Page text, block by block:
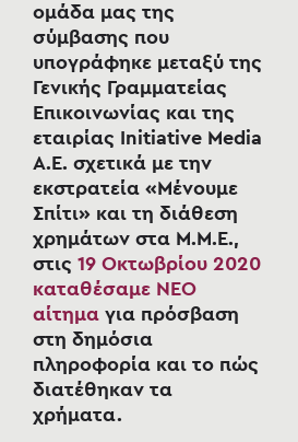
ομάδα μας της
σύμβασης που
υπογράφηκε μεταξύ της
Γενικής Γραμματείας
Επικοινωνίας και της
εταιρίας Initiative Media
A.E. σχετικά με την
εκστρατεία «Μένουμε
Σπίτι» και τη διάθεση
χρημάτων στα Μ.Μ.Ε.,
στις 19 Οκτωβρίου 2020
καταθέσαμε ΝΕΟ
αίτημα για πρόσβαση
στη δημόσια
πληροφορία και το πώς
διατέθηκαν τα
χρήματα.